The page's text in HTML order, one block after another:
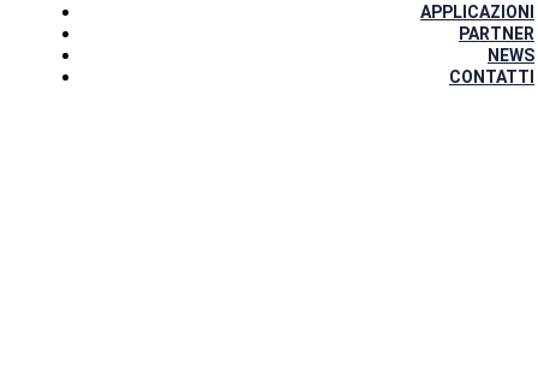
APPLICAZIONI
PARTNER
NEWS
CONTATTI